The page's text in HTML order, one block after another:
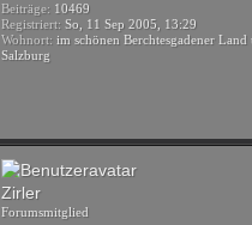
Beiträge: 10469
Registriert: So, 11 Sep 2005, 13:29
Wohnort: im schönen Berchtesgadener Land
Salzburg
Zirler
Forumsmitglied